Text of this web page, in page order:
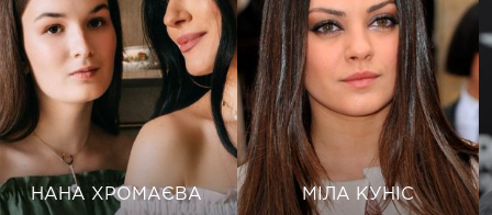
НАНА ХРОМАЄВА МІЛА КУНІС